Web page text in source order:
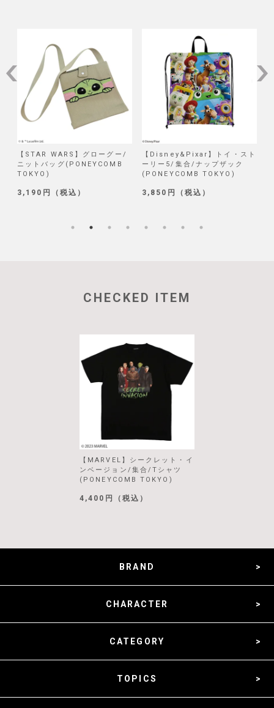
【STAR WARS】グローグー/
ニットバッグ(PONEYCOMB
TOKYO)
3,190円（税込）
【Disney&Pixar】トイ・スト
ーリー5/集合/ナップザック
(PONEYCOMB TOKYO)
3,850円（税込）
CHECKED ITEM
【MARVEL】シークレット・イ
ンベージョン/集合/Tシャツ
(PONEYCOMB TOKYO)
4,400円（税込）
BRAND
CHARACTER
CATEGORY
TOPICS